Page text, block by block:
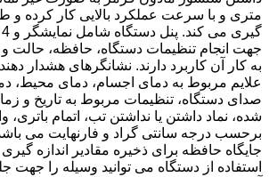
متری و با سرعت عملکرد بالایی کار کرده و طی
جهت انجام تنظیمات دستگاه، حافظه، حالت
به کار آن کاربرد دارند. نشانگرهای هشدار
علایم مربوط به دمای اجسام، دمای محیط،
صدای دستگاه، تنظیمات مربوط به تاریخ و
شده، نماد داشتن یا نداشتن تب، اتمام باتری،
جایگاه حافظه برای ذخیره مقادیر اندازه
استفاده از دستگاه می توانید وسیله را جهت